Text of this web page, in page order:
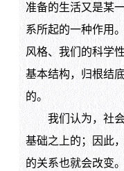
准备的生活又是某
系所起的一种作用
风格、我们的科学
基本结构，归根结
的。
我们认为，社会
基础之上的；因此
的关系也就会改变